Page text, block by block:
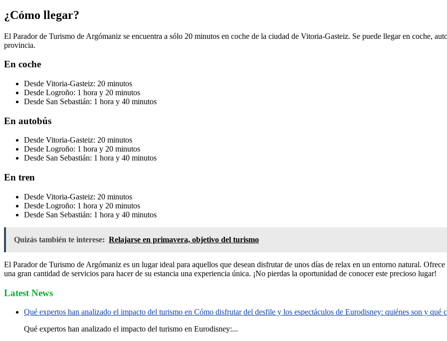
¿Cómo llegar?
El Parador de Turismo de Argómaniz se encuentra a sólo 20 minutos en coche de la ciudad de Vitoria-Gasteiz. Se puede llegar en coche,
provincia.
En coche
Desde Vitoria-Gasteiz: 20 minutos
Desde Logroño: 1 hora y 20 minutos
Desde San Sebastián: 1 hora y 40 minutos
En autobús
Desde Vitoria-Gasteiz: 20 minutos
Desde Logroño: 1 hora y 20 minutos
Desde San Sebastián: 1 hora y 40 minutos
En tren
Desde Vitoria-Gasteiz: 20 minutos
Desde Logroño: 1 hora y 20 minutos
Desde San Sebastián: 1 hora y 40 minutos
Quizás también te interese: Relajarse en primavera, objetivo del turismo
El Parador de Turismo de Argómaniz es un lugar ideal para aquellos que desean disfrutar de unos días de relax en un entorno natural.
una gran cantidad de servicios para hacer de su estancia una experiencia única. ¡No pierdas la oportunidad de conocer este precioso lugar!
Latest News
Qué expertos han analizado el impacto del turismo en Cómo disfrutar del desfile y los espectáculos de Eurodisney: quiénes son y qué
Qué expertos han analizado el impacto del turismo en Eurodisney:...